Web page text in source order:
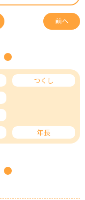
前へ
つくし
年長